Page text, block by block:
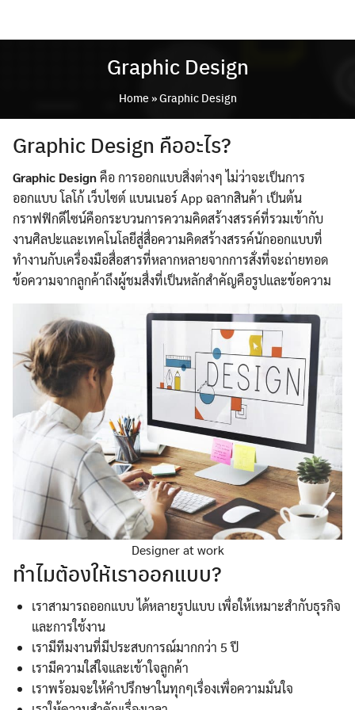
Search
for:
Graphic Design
Home»Graphic Design
Graphic Design คืออะไร?
Graphic Designคือ การออกแบบสิ่งต่างๆ ไม่ว่าจะเป็นการ
ออกแบบ โลโก้ เว็บไซต์ แบนเนอร์ App ฉลากสินค้า เป็นต้น
กราฟฟิกดีไซน์คือกระบวนการความคิดสร้างสรรค์ที่รวมเข้ากับ
งานศิลปะและเทคโนโลยีสู่สื่อความคิดสร้างสรรค์นักออกแบบที่
ทำงานกับเครื่องมือสื่อสารที่หลากหลายจากการสั่งที่จะถ่ายทอด
ข้อความจากลูกค้าถึงผู้ชมสื่งที่เป็นหลักสำคัญคือรูปและข้อความ
Designer at work
ทำไมต้องให้เราออกแบบ?
เราสามารถออกแบบ ได้หลายรูปแบบ เพื่อให้เหมาะสำกับธุรกิจ
และการใช้งาน
เรามีทีมงานที่มีประสบการณ์มากกว่า 5 ปี
เรามีความใส่ใจและเข้าใจลูกค้า
เราพร้อมจะให้คำปรึกษาในทุกๆเรื่องเพื่อความมั่นใจ